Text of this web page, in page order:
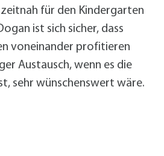
für den Kindergarten
ist sich sicher, dass
voneinander profitieren
Austausch, wenn es die
sehr wünschenswert wäre.